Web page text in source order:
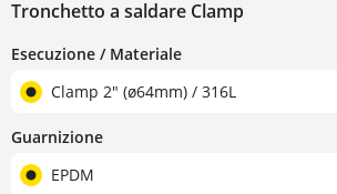
Tronchetto a saldare Clamp
Esecuzione / Materiale
Clamp 2" (ø64mm) / 316L
Guarnizione
EPDM